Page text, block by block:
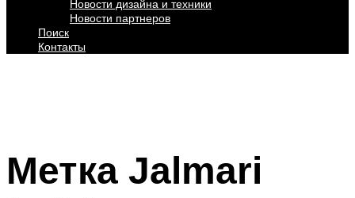
Новости дизайна и техники
Новости партнеров
Поиск
Контакты
Метка Jalmari